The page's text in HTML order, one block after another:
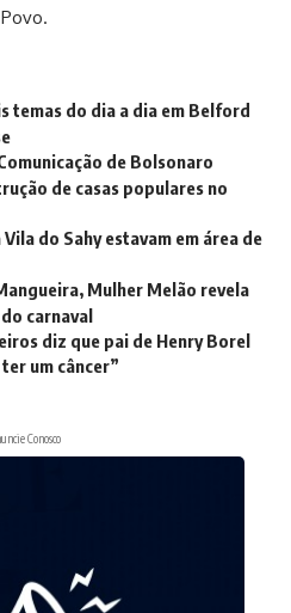
temas do dia a dia em Belford
de Bolsonaro
de casas populares no
do Sahy estavam em área de
Mulher Melão revela
carnaval
diz que pai de Henry Borel
um câncer”
Conosco